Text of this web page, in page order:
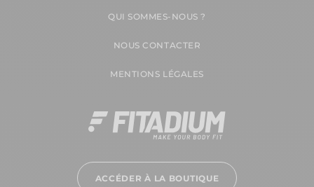
QUI SOMMES-NOUS ?
NOUS CONTACTER
MENTIONS LÉGALES
ACCÉDER À LA BOUTIQUE